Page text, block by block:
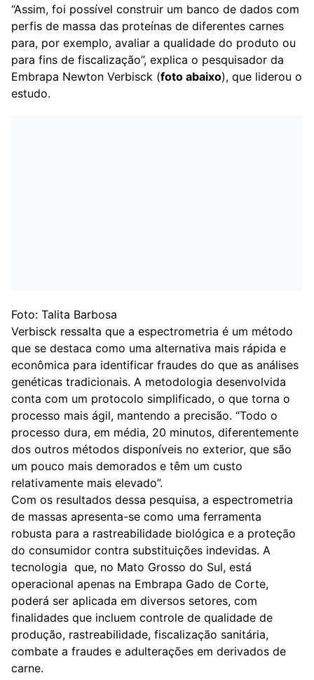
“Assim, foi possível construir um banco de dados com
perfis de massa das proteínas de diferentes carnes
para, por exemplo, avaliar a qualidade do produto ou
para fins de fiscalização”, explica o pesquisador da
Embrapa Newton Verbisck (foto abaixo), que liderou o
estudo.
Foto: Talita Barbosa
Verbisck ressalta que a espectrometria é um método
que se destaca como uma alternativa mais rápida e
econômica para identificar fraudes do que as análises
genéticas tradicionais. A metodologia desenvolvida
conta com um protocolo simplificado, o que torna o
processo mais ágil, mantendo a precisão. “Todo o
processo dura, em média, 20 minutos, diferentemente
dos outros métodos disponíveis no exterior, que são
um pouco mais demorados e têm um custo
relativamente mais elevado”.
Com os resultados dessa pesquisa, a espectrometria
de massas apresenta-se como uma ferramenta
robusta para a rastreabilidade biológica e a proteção
do consumidor contra substituições indevidas. A
tecnologia que, no Mato Grosso do Sul, está
operacional apenas na Embrapa Gado de Corte,
poderá ser aplicada em diversos setores, com
finalidades que incluem controle de qualidade de
produção, rastreabilidade, fiscalização sanitária,
combate a fraudes e adulterações em derivados de
carne.